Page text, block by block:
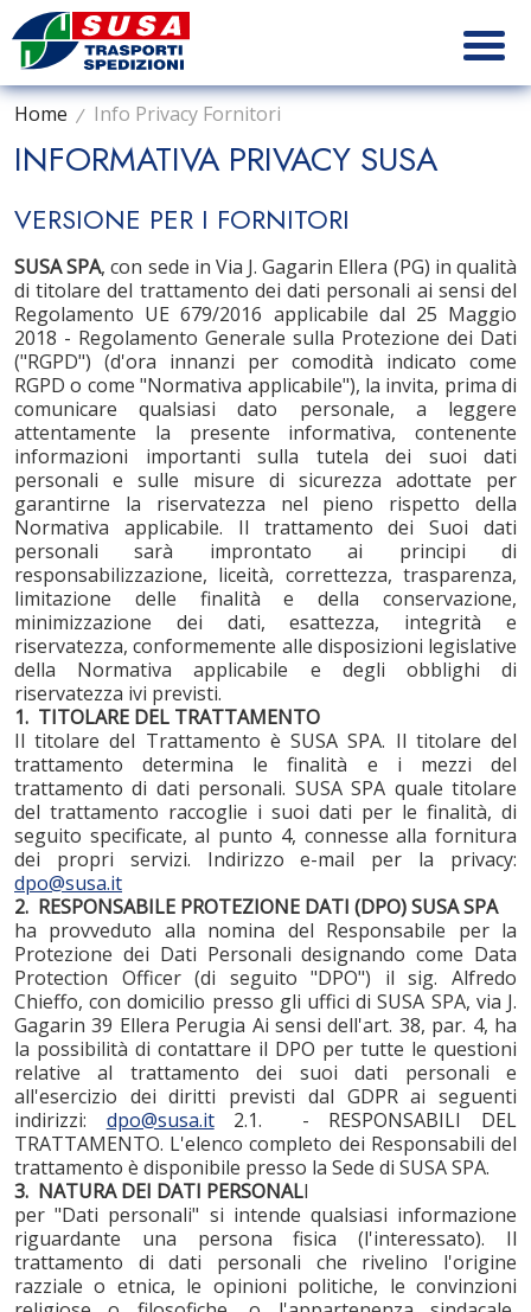
Home Info Privacy Fornitori
INFORMATIVA PRIVACY SUSA
VERSIONE PER I FORNITORI
SUSA SPA, con sede in Via J. Gagarin Ellera (PG) in qualità
di titolare del trattamento dei dati personali ai sensi del
Regolamento UE 679/2016 applicabile dal 25 Maggio
2018 - Regolamento Generale sulla Protezione dei Dati
("RGPD") (d'ora innanzi per comodità indicato come
RGPD o come "Normativa applicabile"), la invita, prima di
comunicare qualsiasi dato personale, a leggere
attentamente la presente informativa, contenente
informazioni importanti sulla tutela dei suoi dati
personali e sulle misure di sicurezza adottate per
garantirne la riservatezza nel pieno rispetto della
Normativa applicabile. Il trattamento dei Suoi dati
personali sarà improntato ai principi di
responsabilizzazione, liceità, correttezza, trasparenza,
limitazione delle finalità e della conservazione,
minimizzazione dei dati, esattezza, integrità e
riservatezza, conformemente alle disposizioni legislative
della Normativa applicabile e degli obblighi di
riservatezza ivi previsti.
1. TITOLARE DEL TRATTAMENTO
Il titolare del Trattamento è SUSA SPA. Il titolare del
trattamento determina le finalità e i mezzi del
trattamento di dati personali. SUSA SPA quale titolare
del trattamento raccoglie i suoi dati per le finalità, di
seguito specificate, al punto 4, connesse alla fornitura
dei propri servizi. Indirizzo e-mail per la privacy:
dpo@susa.it
2. RESPONSABILE PROTEZIONE DATI (DPO) SUSA SPA
ha provveduto alla nomina del Responsabile per la
Protezione dei Dati Personali designando come Data
Protection Officer (di seguito "DPO") il sig. Alfredo
Chieffo, con domicilio presso gli uffici di SUSA SPA, via J.
Gagarin 39 Ellera Perugia Ai sensi dell'art. 38, par. 4, ha
la possibilità di contattare il DPO per tutte le questioni
relative al trattamento dei suoi dati personali e
all'esercizio dei diritti previsti dal GDPR ai seguenti
indirizzi: dpo@susa.it2.1. - RESPONSABILI DEL
TRATTAMENTO. L'elenco completo dei Responsabili del
trattamento è disponibile presso la Sede di SUSA SPA.
3. NATURA DEI DATI PERSONALI
per "Dati personali" si intende qualsiasi informazione
riguardante una persona fisica (l'interessato). Il
trattamento di dati personali che rivelino l'origine
razziale o etnica, le opinioni politiche, le convinzioni